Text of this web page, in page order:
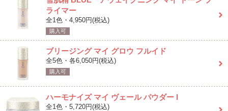
ライマー
全1色・4,950円(税込)
購入可
ブリージング マイ グロウ フルイド
全5色・各6,050円(税込)
購入可
ハーモナイズ マイ ヴェール パウダー I
全1色・5,720円(税込)